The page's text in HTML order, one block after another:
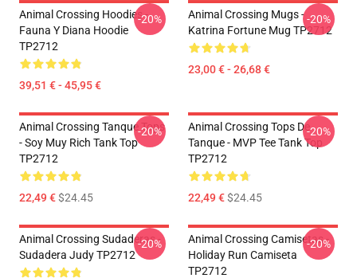
Animal Crossing Hoodies -
Fauna Y Diana Hoodie
TP2712
39,51 € - 45,95 €
-20%
Animal Crossing Mugs -
Katrina Fortune Mug TP2712
23,00 € - 26,68 €
-20%
Animal Crossing Tanque Tops
- Soy Muy Rich Tank Top
TP2712
22,49 €$24.45
-20%
Animal Crossing Tops De
Tanque - MVP Tee Tank Top
TP2712
22,49 €$24.45
-20%
Animal Crossing Sudaderas -
Sudadera Judy TP2712
-20%
Animal Crossing Camisetas -
Holiday Run Camiseta
TP2712
-20%